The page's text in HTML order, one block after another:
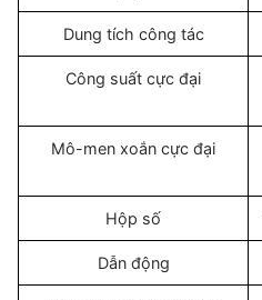
Dung tích công tác
Công suất cực đại
Mô-men xoắn cực đại
Hộp số
Dẫn động